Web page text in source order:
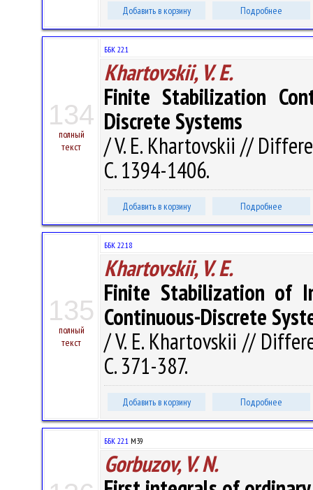
Добавить в корзину Подробнее
134
полный
текст
ББК 22.1
Khartovskii, V. E.
Finite Stabilization
Discrete Systems
/ V. E. Khartovskii //
С. 1394-1406.
Добавить в корзину Подробнее
135
полный
текст
ББК 22.18
Khartovskii, V. E.
Finite Stabilization of
Continuous-Discrete
/ V. E. Khartovskii //
С. 371-387.
Добавить в корзину Подробнее
ББК 22.1 M39
Gorbuzov, V. N.